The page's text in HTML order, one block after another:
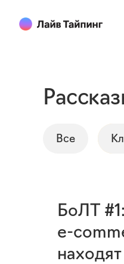
Все
БоЛТ
e-